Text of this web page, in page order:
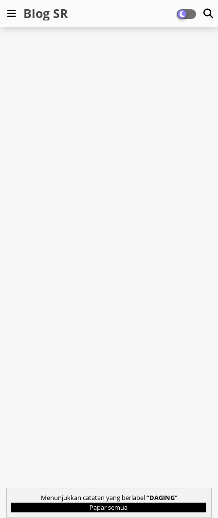
Blog SR
Menunjukkan catatan yang berlabel DAGING
Papar semua